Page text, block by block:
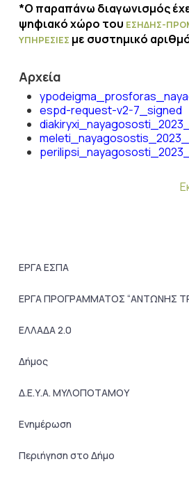
*Ο παραπάνω διαγωνισμός
ψηφιακό χώρο του ΕΣΗΔΗΣ-Π
ΥΠΗΡΕΣΙΕΣ με συστημικό
Αρχεία
espd-request-v2-7_signed
ΕΡΓΑ ΕΣΠΑ
ΕΡΓΑ ΠΡΟΓΡΑΜΜΑΤΟΣ “ΑΝΤΩΝΗΣ
ΕΛΛΑΔΑ 2.0
Δήμος
Δ.Ε.Υ.Α. ΜΥΛΟΠΟΤΑΜΟΥ
Ενημέρωση
Περιήγηση στο Δήμο